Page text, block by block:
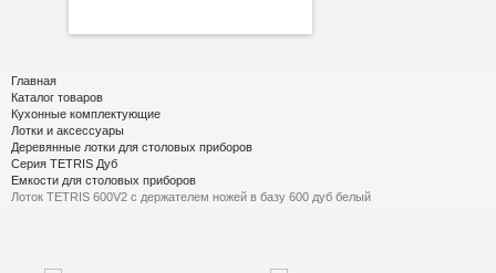
Главная
Каталог товаров
Кухонные комплектующие
Лотки и аксессуары
Деревянные лотки для столовых приборов
Серия TETRIS Дуб
Емкости для столовых приборов
Лоток TETRIS 600V2 с держателем ножей в базу 600 дуб белый